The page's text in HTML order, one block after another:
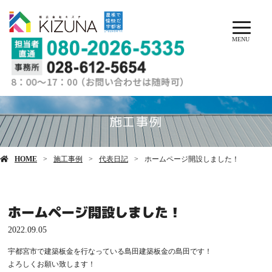
MENU
施工事例
HOME 施工事例 代表日記 ホームページ開設しました！
ホームページ開設しました！
2022.09.05
宇都宮市で建築板金を行なっている島田建築板金の島田です！
よろしくお願い致します！